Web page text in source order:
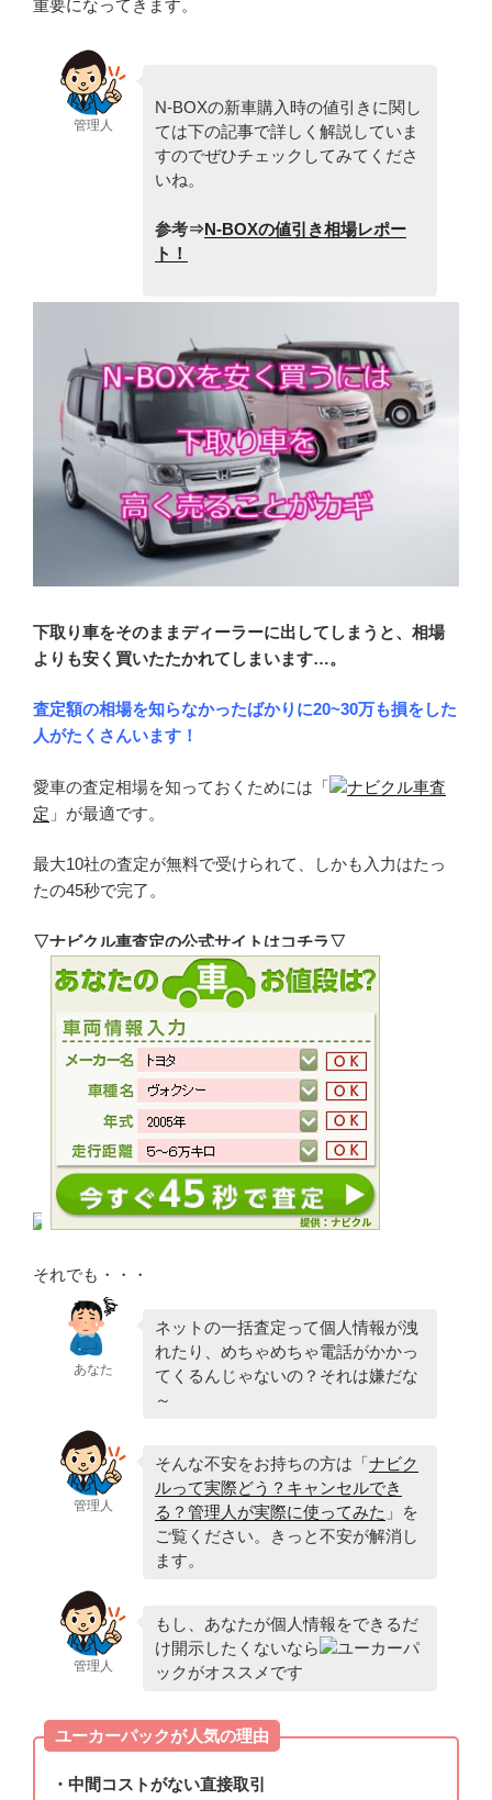
重要になってきます。
管理人
N-BOXの新車購入時の値引きに関し
ては下の記事で詳しく解説していま
すのでぜひチェックしてみてくださ
いね。
参考⇒N-BOXの値引き相場レポー
ト！
下取り車をそのままディーラーに出してしまうと、相場
よりも安く買いたたかれてしまいます…。
査定額の相場を知らなかったばかりに20~30万も損をした
人がたくさんいます！
愛車の査定相場を知っておくためには「
ナビクル車査
定 」が最適です。
最大10社の査定が無料で受けられて、しかも入力はたっ
たの45秒で完了。
▽ナビクル車査定の公式サイトはコチラ▽
それでも・・・
あなた
ネットの一括査定って個人情報が洩
れたり、めちゃめちゃ電話がかかっ
てくるんじゃないの？それは嫌だな
～
管理人
そんな不安をお持ちの方は「ナビク
ルって実際どう？キャンセルでき
る？管理人が実際に使ってみた 」を
ご覧ください。きっと不安が解消し
ます。
管理人
もし、あなたが個人情報をできるだ
け開示したくないなら
ユーカーパ
ックがオススメです
ユーカーパックが人気の理由
・中間コストがない直接取引